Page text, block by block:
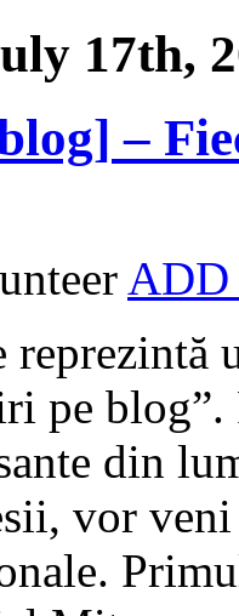
17th,
–
pe
din
vor